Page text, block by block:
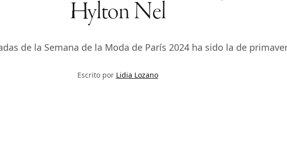
Hylton Nel
de la Semana de la Moda de París 2024 ha sido la de
Escrito por Lidia Lozano